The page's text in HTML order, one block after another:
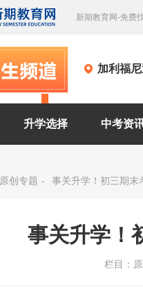
新期教育网-免费
加利福
升学选择 中考资
原创专题 事关升学！初三期末
事关升学！
栏目：